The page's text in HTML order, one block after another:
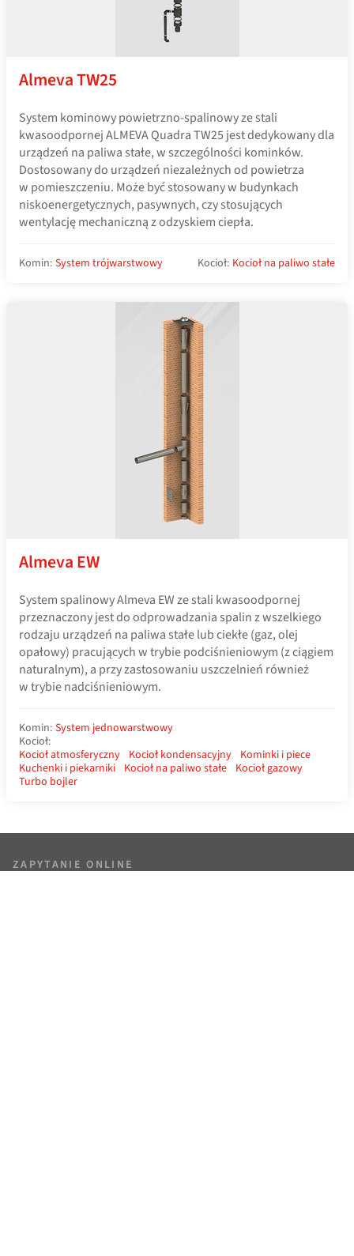
Almeva TW25
System kominowy powietrzno-spalinowy ze stali
kwasoodpornej ALMEVA Quadra TW25 jest dedykowany dla
urządzeń na paliwa stałe, w szczególności kominków.
Dostosowany do urządzeń niezależnych od powietrza
w pomieszczeniu. Może być stosowany w budynkach
niskoenergetycznych, pasywnych, czy stosujących
wentylację mechaniczną z odzyskiem ciepła.
Komin: System trójwarstwowy Kocioł: Kocioł na paliwo stałe
Almeva EW
System spalinowy Almeva EW ze stali kwasoodpornej
przeznaczony jest do odprowadzania spalin z wszelkiego
rodzaju urządzeń na paliwa stałe lub ciekłe (gaz, olej
opałowy) pracujących w trybie podciśnieniowym (z ciągiem
naturalnym), a przy zastosowaniu uszczelnień również
w trybie nadciśnieniowym.
Komin: System jednowarstwowy
Kocioł:
Kocioł atmosferyczny Kocioł kondensacyjny Kominki i piece
Kuchenki i piekarniki Kocioł na paliwo stałe Kocioł gazowy
Turbo bojler
ZAPYTANIE ONLINE